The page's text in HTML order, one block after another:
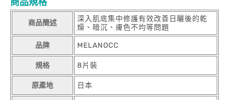
商品簡述
深入肌底集中修護有效改善日曬後的乾
燥、暗沉、膚色不均等問題
品牌 MELANOCC
規格 8片裝
原產地 日本